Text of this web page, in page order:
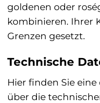
goldenen oder
kombinieren. Ihrer
Grenzen gesetzt.
Technische
Hier finden Sie
über die